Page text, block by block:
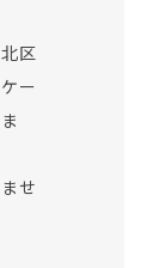
区
ー
せ